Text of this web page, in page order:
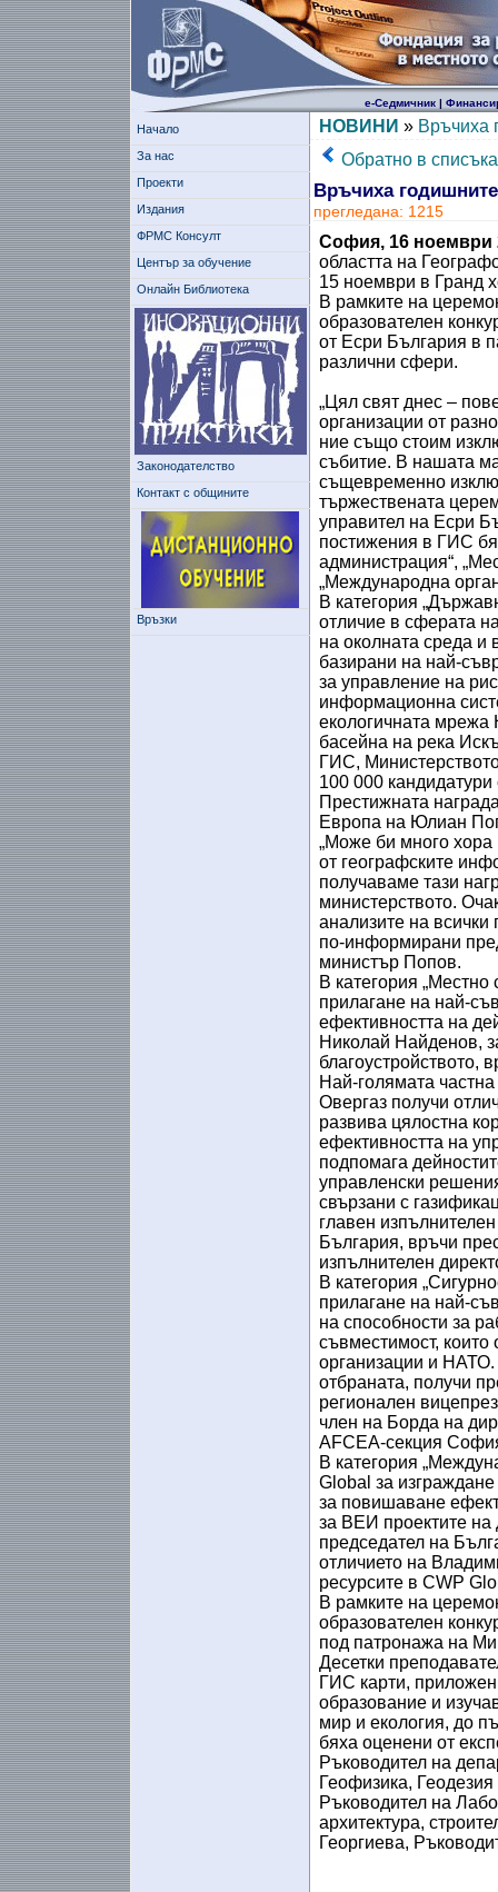
е-Седмичник|
Начало
За нас
Проекти
Издания
ФРМС Консулт
Център за обучение
Онлайн Библиотека
Законодателство
Контакт с общините
Връзки
НОВИНИ » Връчиха
Обратно в списъка
Връчиха
прегледана: 1215
София, 16 ноември
областта на
15 ноември в Гранд
В рамките на
образователен
от Есри България в
различни сфери.
„Цял свят днес –
организации от
ние също стоим
събитие. В нашата
същевременно
тържествената
управител на Есри
постижения в ГИС
администрация“,
„Международна
В категория
отличие в сферата
на околната среда и
базирани на най-
за управление на
информационна
екологичната
басейна на река
ГИС,
100 000 кандидатури
Престижната
Европа на Юлиан
„Може би много хора
от географските
получаваме тази
министерството.
анализите на
по-информирани
министър Попов.
В категория
прилагане на най-
ефективността на
Николай Найденов,
благоустройството,
Най-голямата
Овергаз получи
развива цялостна
ефективността на
подпомага
управленски
свързани с
главен
България, връчи
изпълнителен
В категория
прилагане на най-
на способности за
съвместимост, които
организации и
отбраната, получи
регионален
член на Борда на
AFCEA-секция
В категория
Global за
за повишаване
за ВЕИ проектите на
председател на
отличието на
ресурсите в CWP
В рамките на
образователен
под патронажа на
Десетки
ГИС карти,
образование и
мир и екология, до
бяха оценени от
Ръководител на
Геофизика,
Ръководител на
архитектура,
Георгиева,